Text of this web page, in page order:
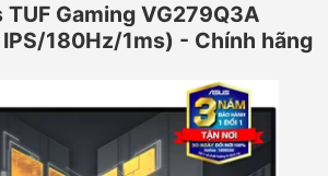
Gaming VG279Q3A
180Hz/1ms) - Chính hãng